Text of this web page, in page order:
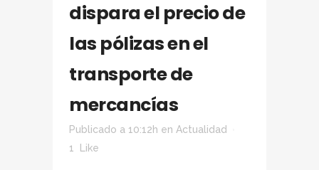
dispara el precio de
las pólizas en el
transporte de
mercancías
Publicado a 10:12h en Actualidad
1
Like